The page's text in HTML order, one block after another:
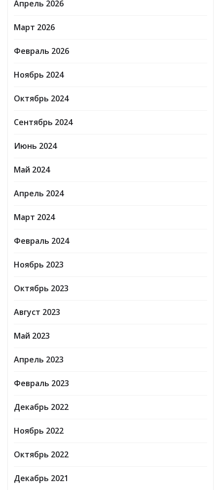
Апрель 2026
Март 2026
Февраль 2026
Ноябрь 2024
Октябрь 2024
Сентябрь 2024
Июнь 2024
Май 2024
Апрель 2024
Март 2024
Февраль 2024
Ноябрь 2023
Октябрь 2023
Август 2023
Май 2023
Апрель 2023
Февраль 2023
Декабрь 2022
Ноябрь 2022
Октябрь 2022
Декабрь 2021